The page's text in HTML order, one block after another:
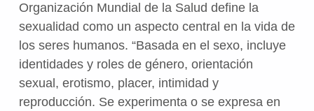
Organización Mundial de la Salud define la
sexualidad como un aspecto central en la vida de
los seres humanos. “Basada en el sexo, incluye
identidades y roles de género, orientación
sexual, erotismo, placer, intimidad y
reproducción. Se experimenta o se expresa en